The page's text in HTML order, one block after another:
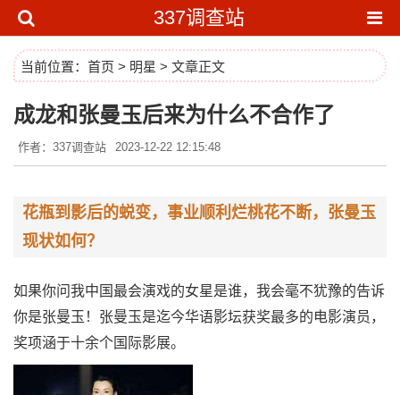
337调查站
当前位置： 首页 > 明星 > 文章正文
成龙和张曼玉后来为什么不合作了
作者：337调查站 2023-12-22 12:15:48
花瓶到影后的蜕变，事业顺利烂桃花不断，张曼玉
现状如何？
如果你问我中国最会演戏的女星是谁，我会毫不犹豫的告诉
你是张曼玉！张曼玉是迄今华语影坛获奖最多的电影演员，
奖项涵于十余个国际影展。